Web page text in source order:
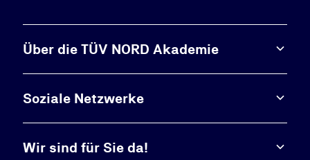
Über die TÜV NORD Akademie
Soziale Netzwerke
Wir sind für Sie da!